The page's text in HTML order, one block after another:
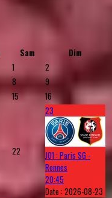
Sam
Dim
1
2
8
9
15 16
22
23
J01 : Paris SG -
Rennes
20:45
Date :2026-08-23